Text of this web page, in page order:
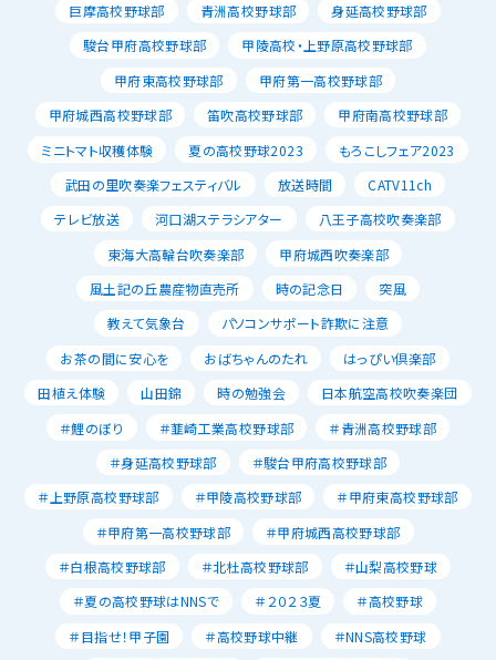
巨摩高校野球部
青洲高校野球部
身延高校野球部
駿台甲府高校野球部
甲陵高校・上野原高校野球部
甲府東高校野球部
甲府第一高校野球部
甲府城西高校野球部
笛吹高校野球部
甲府南高校野球部
ミニトマト収穫体験
夏の高校野球2023
もろこしフェア2023
武田の里吹奏楽フェスティバル
放送時間
CATV11ch
テレビ放送
河口湖ステラシアター
八王子高校吹奏楽部
東海大高輪台吹奏楽部
甲府城西吹奏楽部
風土記の丘農産物直売所
時の記念日
突風
教えて気象台
パソコンサポート詐欺に注意
お茶の間に安心を
おばちゃんのたれ
はっぴい倶楽部
田植え体験
山田錦 時の勉強会
日本航空高校吹奏楽団
＃鯉のぼり
＃韮崎工業高校野球部
＃青洲高校野球部
＃身延高校野球部
＃駿台甲府高校野球部
＃上野原高校野球部
＃甲陵高校野球部
＃甲府東高校野球部
＃甲府第一高校野球部
＃甲府城西高校野球部
＃白根高校野球部
＃北杜高校野球部
＃山梨高校野球
＃夏の高校野球はNNSで
＃２０２３夏
＃高校野球
＃目指せ！甲子園
＃高校野球中継
＃NNS高校野球